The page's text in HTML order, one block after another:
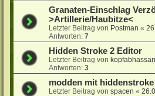
Granaten-Einschlag
>Artillerie/Haubitze<
Letzter Beitrag von Postman «
Antworten:7
Hidden Stroke 2 Editor
Letzter Beitrag von kopfabhassan
Antworten:3
modden mit
Letzter Beitrag vonspacen «